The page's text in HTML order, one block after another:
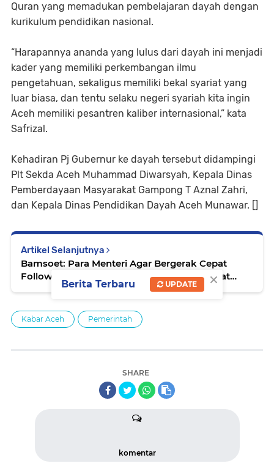
Quran yang memadukan pembelajaran dayah dengan
kurikulum pendidikan nasional.
“Harapannya ananda yang lulus dari dayah ini menjadi
kader yang memiliki perkembangan ilmu
pengetahuan, sekaligus memiliki bekal syariat yang
luar biasa, dan tentu selaku negeri syariah kita ingin
Aceh memiliki pesantren kaliber internasional,” kata
Safrizal.
Kehadiran Pj Gubernur ke dayah tersebut didampingi
Plt Sekda Aceh Muhammad Diwarsyah, Kepala Dinas
Pemberdayaan Masyarakat Gampong T Aznal Zahri,
dan Kepala Dinas Pendidikan Dayah Aceh Munawar. []
Artikel Selanjutnya
Bamsoet: Para Menteri Agar Bergerak Cepat
Follow Up Komitmen Investasi yang Didapat
Presiden dari Lawatan ke Panca Negara
Kabar Aceh Pemerintah
SHARE
komentar
×
Berita Terbaru UPDATE